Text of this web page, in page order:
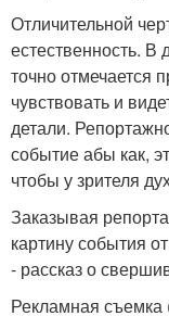
Отличительной
естественность.
точно отмечается
чувствовать и
детали.
событие абы как,
чтобы у зрителя
Заказывая
картину события
- рассказ о
Рекламная